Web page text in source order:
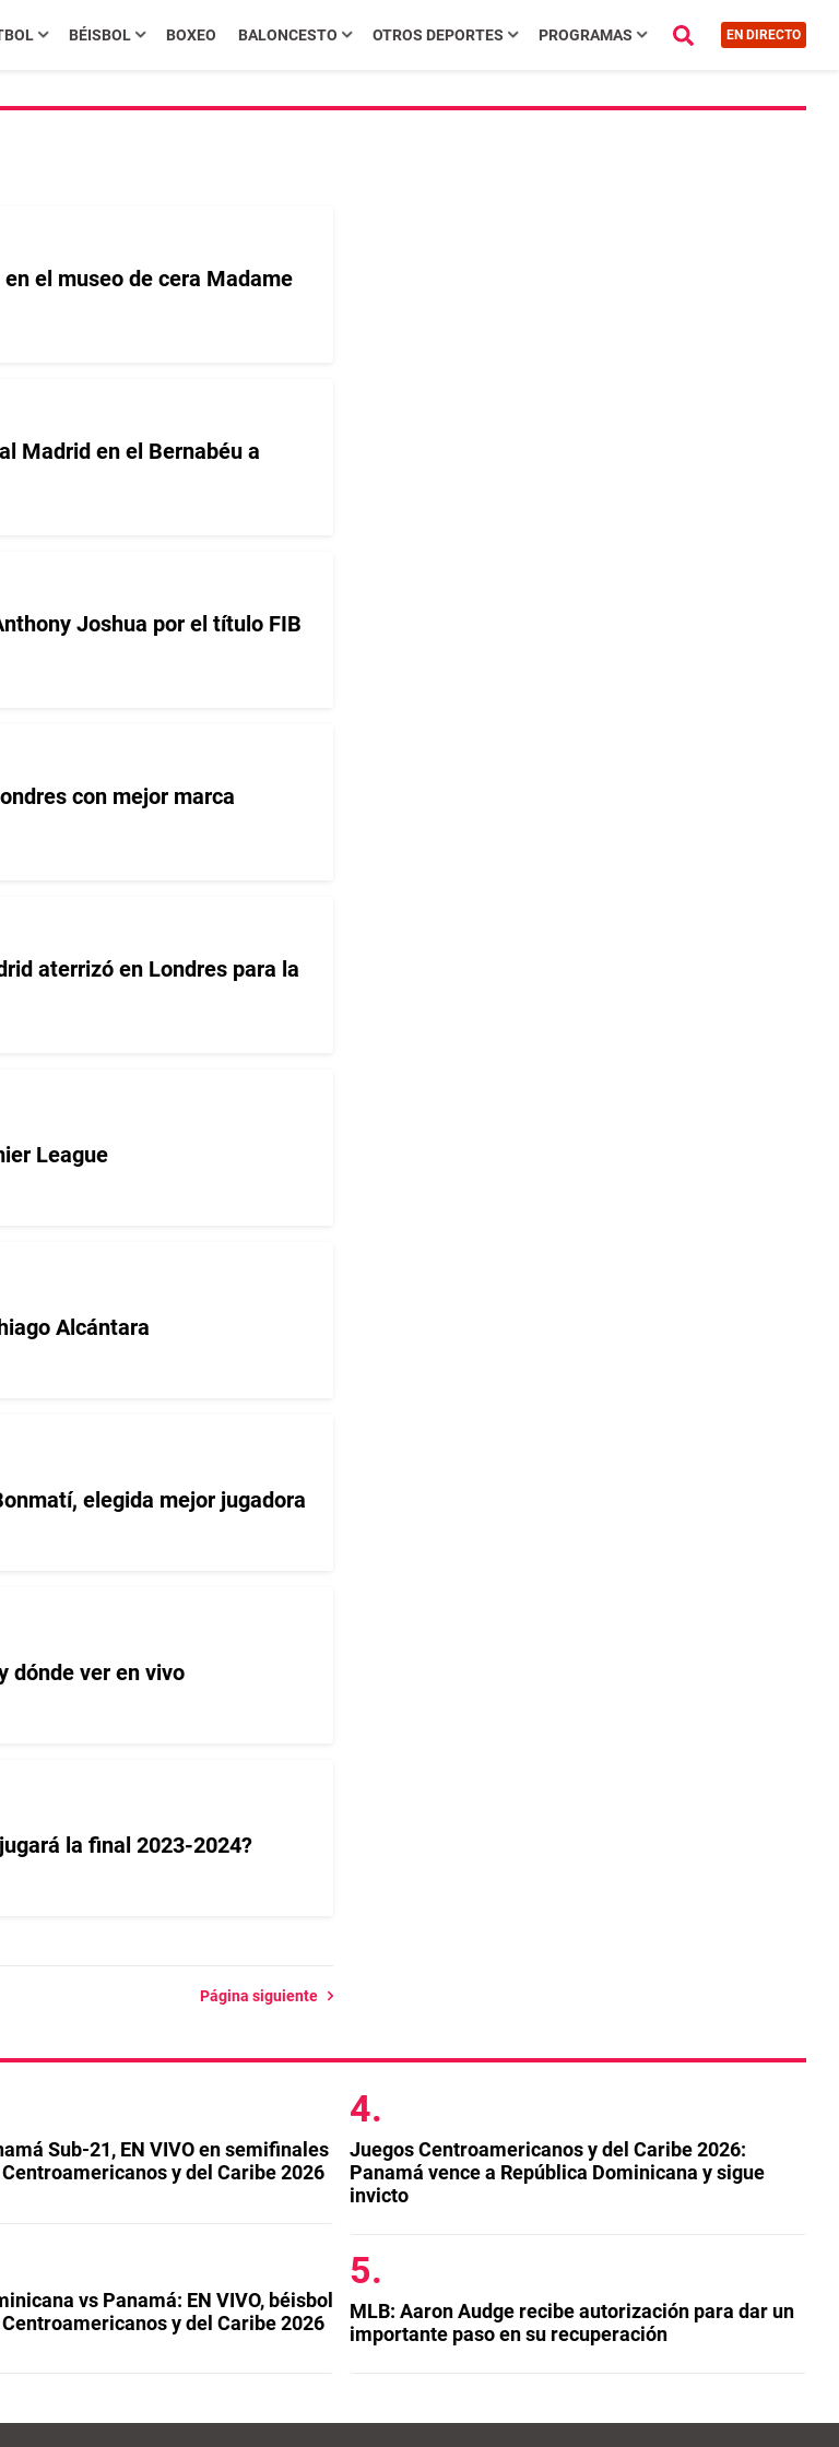
BÉISBOL BOXEO BALONCESTO OTROS DEPORTES PROGRAMAS EN DIRECTO
el museo de cera Madame
Madrid en el Bernabéu a
Joshua por el título FIB
con mejor marca
aterrizó en Londres para la
League
Alcántara
elegida mejor jugadora
dónde ver en vivo
la final 2023-2024?
Página siguiente
Sub-21, EN VIVO en semifinales
y del Caribe 2026
vs Panamá: EN VIVO, béisbol
y del Caribe 2026
Juegos Centroamericanos y del Caribe 2026:
Panamá vence a República Dominicana y sigue
invicto
MLB: Aaron Audge recibe autorización para dar un
importante paso en su recuperación